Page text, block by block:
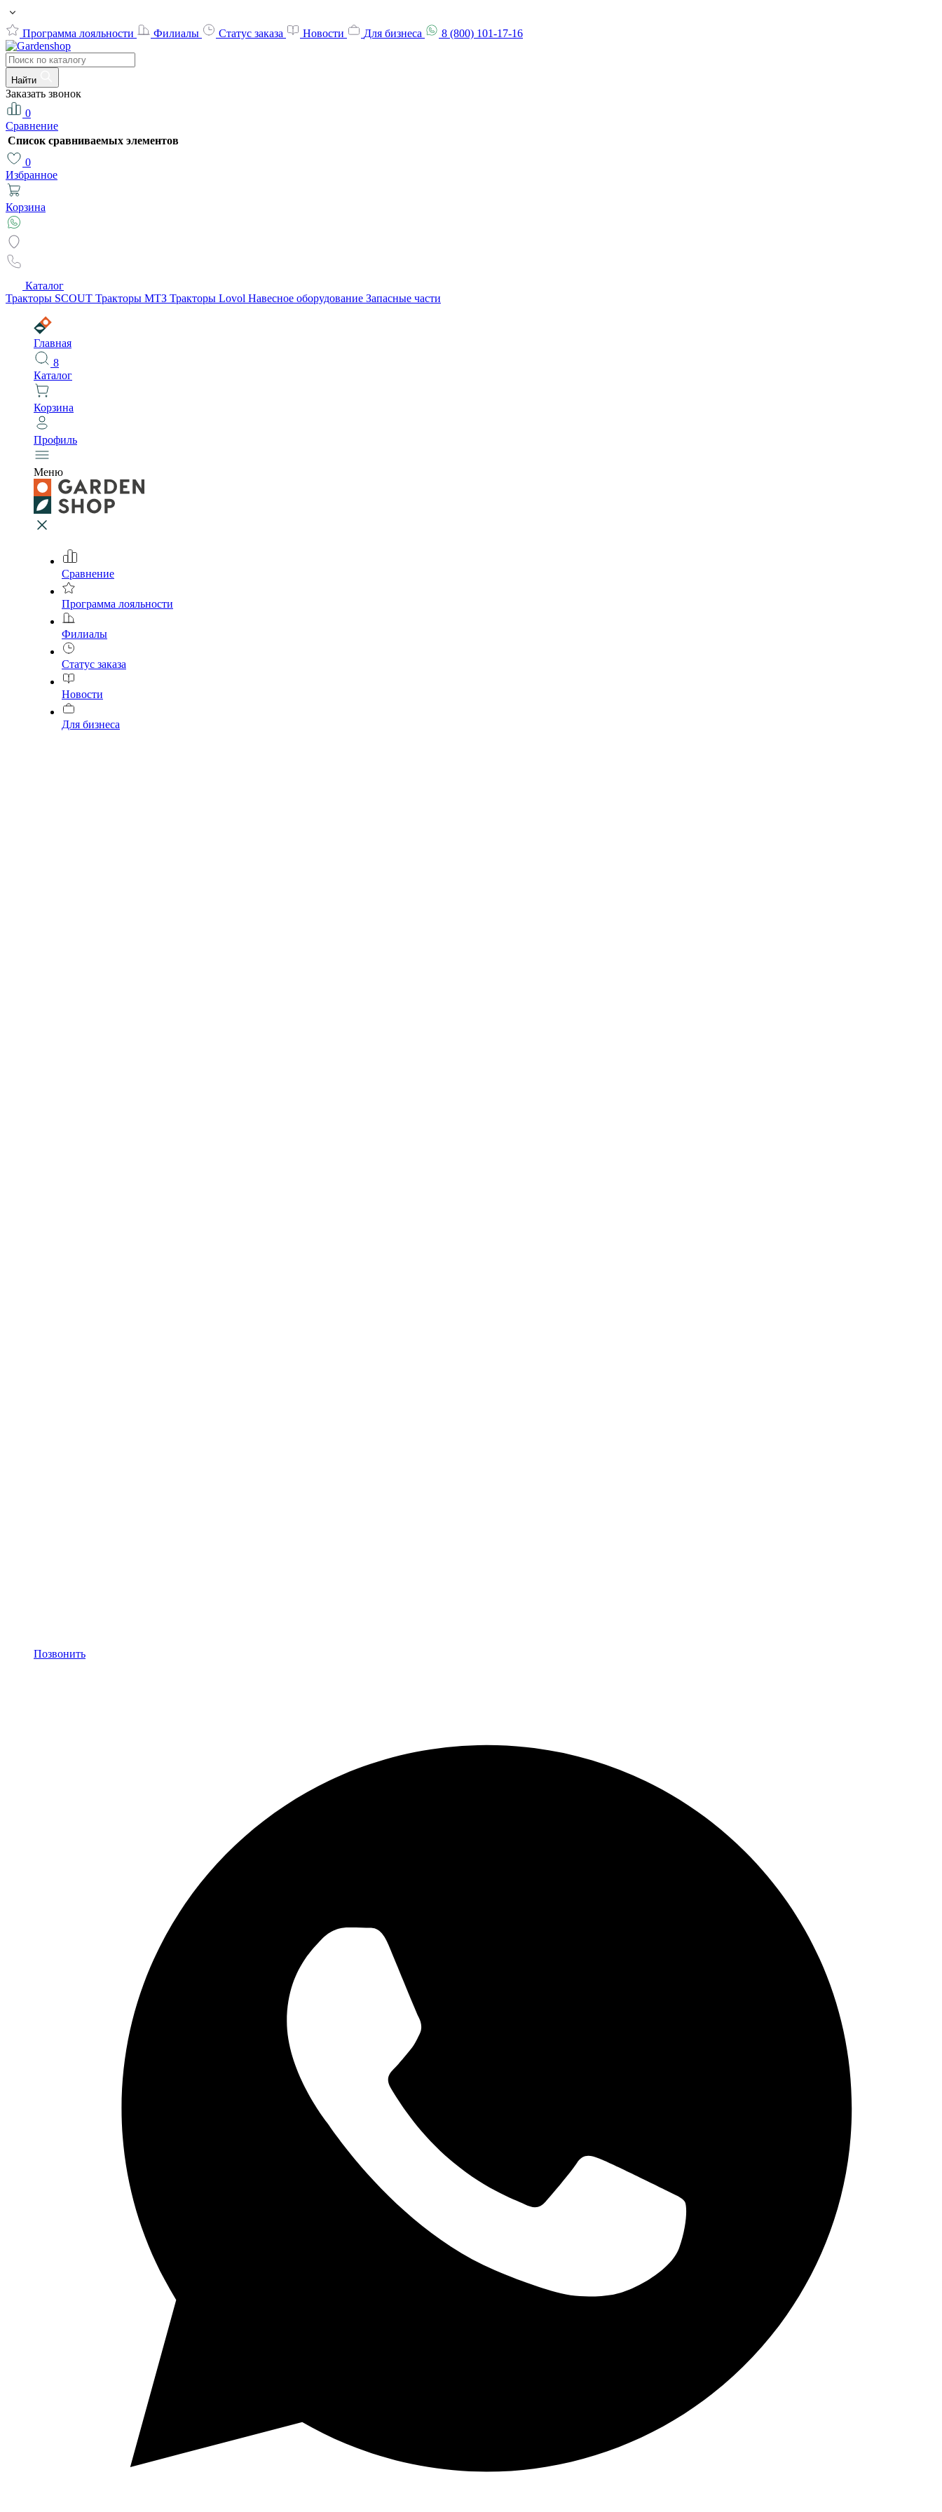
Программа лояльности Филиалы Статус заказа Новости Для бизнеса 8 (800) 101-17-16
Найти
Заказать звонок
0
Сравнение
Список сравниваемых элементов
0
Избранное
Корзина
Каталог
Тракторы SCOUT Тракторы МТЗ Тракторы Lovol Навесное оборудование Запасные части
Главная
8
Каталог
Корзина
Профиль
Меню
Сравнение
Программа лояльности
Филиалы
Статус заказа
Новости
Для бизнеса
Позвонить